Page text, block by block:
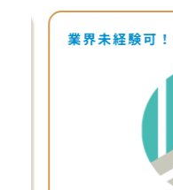
業界未経験可